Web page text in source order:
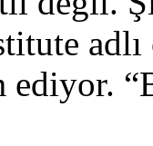
ediyor.